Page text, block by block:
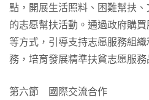
點，開展生活照料、困難幫扶
的志愿幫扶活動。通過政府購
等方式，引導支持志愿服務組
務，培育發展精準扶貧志愿服務
第六節 國際交流合作